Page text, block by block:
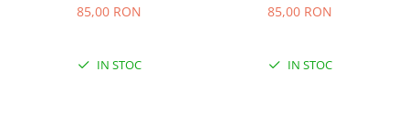
85,00 RON
IN STOC
85,00 RON
IN STOC